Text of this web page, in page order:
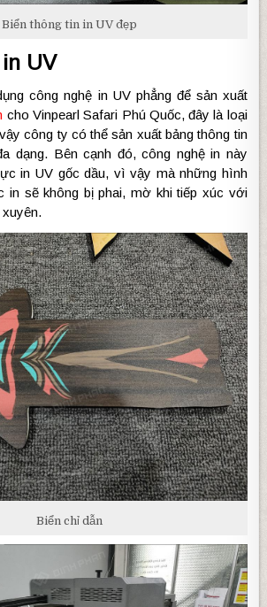
Biển thông tin in UV đẹp
UV
công nghệ in UV phẳng để sản xuất
cho Vinpearl Safari Phú Quốc, đây là loại
công ty có thể sản xuất bảng thông tin
dạng. Bên cạnh đó, công nghệ in này
in UV gốc dầu, vì vậy mà những hình
in sẽ không bị phai, mờ khi tiếp xúc với
Biển chỉ dẫn